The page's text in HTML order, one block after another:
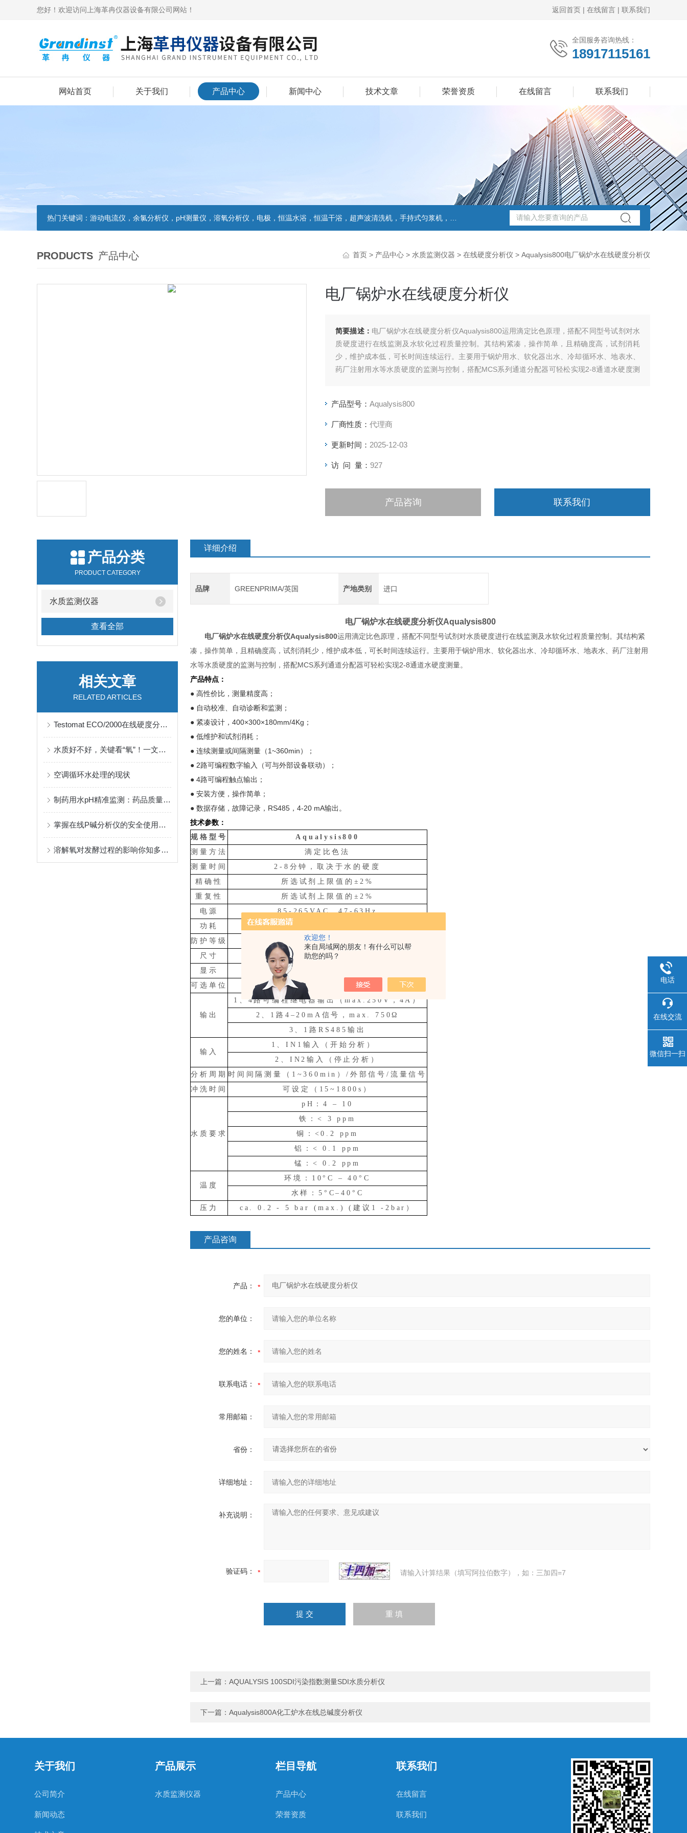
欢迎您！
来自局域网的朋友！有什么可以帮
助您的吗？
您好！欢迎访问上海革冉仪器设备有限公司网站！ 返回首页 | 在线留言 | 联系我们
全国服务咨询热线：
18917115161
网站首页 关于我们 产品中心 新闻中心 技术文章 荣誉资质 在线留言 联系我们
热门关键词： 游动电流仪，余氯分析仪，pH测量仪，溶氧分析仪，电极，恒温水浴，恒温干浴，超声波清洗机，手持式匀浆机，匀浆分散机,
PRODUCTS 产品中心 首页 > 产品中心 > 水质监测仪器 > 在线硬度分析仪 > Aqualysis800电厂锅炉水在线硬度分析仪
电厂锅炉水在线硬度分析仪
简要描述： 电厂锅炉水在线硬度分析仪Aqualysis800运用滴定比色原理，搭配不同型号试剂对水
质硬度进行在线监测及水软化过程质量控制。其结构紧凑，操作简单，且精确度高，试剂消耗
少，维护成本低，可长时间连续运行。主要用于锅炉用水、软化器出水、冷却循环水、地表水、
药厂注射用水等水质硬度的监测与控制，搭配MCS系列通道分配器可轻松实现2-8通道水硬度测
产品型号： Aqualysis800
厂商性质： 代理商
更新时间： 2025-12-03
访 问 量： 927
产品咨询 联系我们
产品分类
PRODUCT CATEGORY
水质监测仪器
查看全部
相关文章
RELATED ARTICLES
Testomat ECO/2000在线硬度分析仪常见故障问题汇总
水质好不好，关键看“氧”！一文带你掌握溶解氧的动态规律
空调循环水处理的现状
制药用水pH精准监测：药品质量与合规生产的核心保障
掌握在线P碱分析仪的安全使用秘籍
溶解氧对发酵过程的影响你知多少？带你了解高温环境下影响溶氧的因素及监测
详细介绍
品牌 GREENPRIMA/英国 产地类别 进口
电厂锅炉水在线硬度分析仪Aqualysis800
电厂锅炉水在线硬度分析仪Aqualysis800运用滴定比色原理，搭配不同型号试剂对水质硬度进行在线监测及水软化过程质量控制。其结构紧
凑，操作简单，且精确度高，试剂消耗少，维护成本低，可长时间连续运行。主要用于锅炉用水、软化器出水、冷却循环水、地表水、药厂注射用
水等水质硬度的监测与控制，搭配MCS系列通道分配器可轻松实现2-8通道水硬度测量。
产品特点：
● 高性价比，测量精度高；
● 自动校准、自动诊断和监测；
● 紧凑设计，400×300×180mm/4Kg；
● 低维护和试剂消耗；
● 连续测量或间隔测量（1~360min）；
● 2路可编程数字输入（可与外部设备联动）；
● 4路可编程触点输出；
● 安装方便，操作简单；
● 数据存储，故障记录，RS485，4-20 mA输出。
技术参数：
规格型号
Aqualysis800
测量方法
滴定比色法
测量时间
2-8分钟，取决于水的硬度
精确性
所选试剂上限值的 ±2%
重复性
所选试剂上限值的 ±2%
电源
85-265VAC，47-63Hz
功耗
25VA（运行时），3.5VA（待机时）
防护等级
IP65
尺寸
400x300x180mm(HxWxD)
显示
可选单位
°dH、°f、ppmCaCO3、mmol/l
输出
1、4路可编程继电器输出（max.250V，4A）
2、1路4–20mA信号，max. 750Ω
3、1路RS485输出
输入
1、IN1输入（开始分析）
2、IN2输入（停止分析）
分析周期 时间间隔测量（ 1~360min）/外部信号/流量信号
冲洗时间
可设定（ 15~1800s）
水质要求
pH：4 – 10
铁： < 3 ppm
铜： <0.2 ppm
铝： < 0.1 ppm
锰： < 0.2 ppm
温度
环境： 10°C – 40°C
水样： 5°C–40°C
压力
ca. 0.2 - 5 bar (max.) (建议1 -2bar）
产品咨询
产品：
您的单位：
您的姓名：
联系电话：
常用邮箱：
省份：
详细地址：
补充说明：
验证码： 请输入计算结果（填写阿拉伯数字），如：三加四=7
上一篇： AQUALYSIS 100SDI污染指数测量SDI水质分析仪
下一篇： Aqualysis800A化工炉水在线总碱度分析仪
关于我们
公司简介
新闻动态
产品展示
水质监测仪器
栏目导航
产品中心
荣誉资质
联系我们
在线留言
联系我们
电话
在线交流
微信扫一扫